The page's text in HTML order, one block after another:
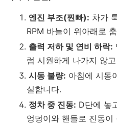
엔진 부조(찐빠): 차가
RPM 바늘이 위아래로
출력 저하 및 연비 하락:
럼 시원하게 나가지 않
시동 불량: 아침에 시동
실합니다.
정차 중 진동: D단에 놓
엉덩이와 핸들로 진동이